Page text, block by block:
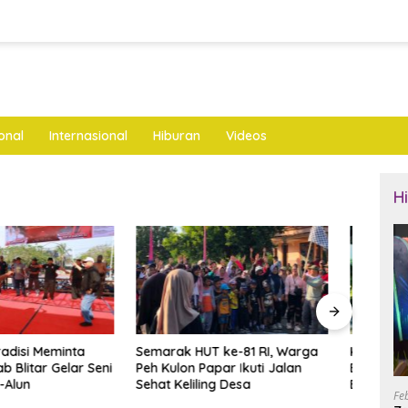
Internasional Hiburan Videos
ke-81 RI, Warga
Papar Ikuti Jalan
Desa
Kasus Tunjangan DPRD
Bergulir, Pemkab Ponorogo
Buka Opsi Evaluasi Perbup
YM
dan